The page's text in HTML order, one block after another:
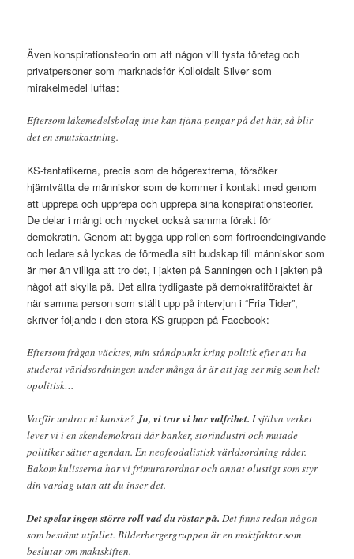
Även konspirationsteorin om att någon vill tysta företag och
privatpersoner som marknadsför Kolloidalt Silver som
mirakelmedel luftas:
Eftersom läkemedelsbolag inte kan tjäna pengar på det här, så blir
det en smutskastning.
KS-fantatikerna, precis som de högerextrema, försöker
hjärntvätta de människor som de kommer i kontakt med genom
att upprepa och upprepa och upprepa sina konspirationsteorier.
De delar i mångt och mycket också samma förakt för
demokratin. Genom att bygga upp rollen som förtroendeingivande
och ledare så lyckas de förmedla sitt budskap till människor som
är mer än villiga att tro det, i jakten på Sanningen och i jakten på
något att skylla på. Det allra tydligaste på demokratiföraktet är
när samma person som ställt upp på intervjun i “Fria Tider”,
skriver följande i den stora KS-gruppen på Facebook:
Eftersom frågan väcktes, min ståndpunkt kring politik efter att ha
studerat världsordningen under många år är att jag ser mig som helt
opolitisk…
Varför undrar ni kanske?Jo, vi tror vi har valfrihet. I själva verket
lever vi i en skendemokrati där banker, storindustri och mutade
politiker sätter agendan. En neofeodalistisk världsordning råder.
Bakom kulisserna har vi frimurarordnar och annat olustigt som styr
din vardag utan att du inser det.
Det spelar ingen större roll vad du röstar på. Det finns redan någon
som bestämt utfallet. Bilderbergergruppen är en maktfaktor som
beslutar om maktskiften.